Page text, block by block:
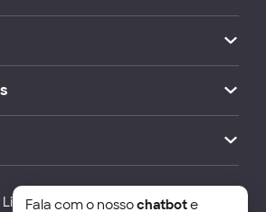
School of Economics and
Fala com o nossochatbote